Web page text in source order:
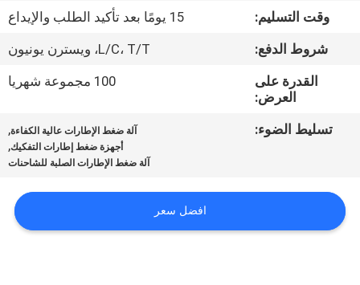
اتصل
سياسة
وقت التسليم:
15 يومًا بعد تأكيد الطلب والإيداع
شروط الدفع:
L/C، T/T، ويسترن يونيون
القدرة على
العرض:
100 مجموعة شهريا
تسليط الضوء: آلة ضغط الإطارات عالية الكفاءة,
أجهزة ضغط إطارات التفكيك,
آلة ضغط الإطارات الصلبة للشاحنات
افضل سعر